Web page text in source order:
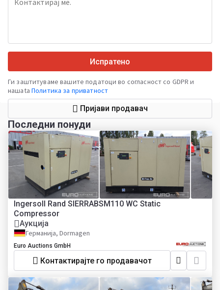
Испратено
Ги заштитуваме вашите податоци во согласност со GDPR и
нашata Политика за приватност
Пријави продавач
Последни понуди
Ingersoll Rand SIERRABSM110 WC Static
Compressor
Аукција
Германија, Dormagen
Euro Auctions GmbH
Контактирајте го продавачот